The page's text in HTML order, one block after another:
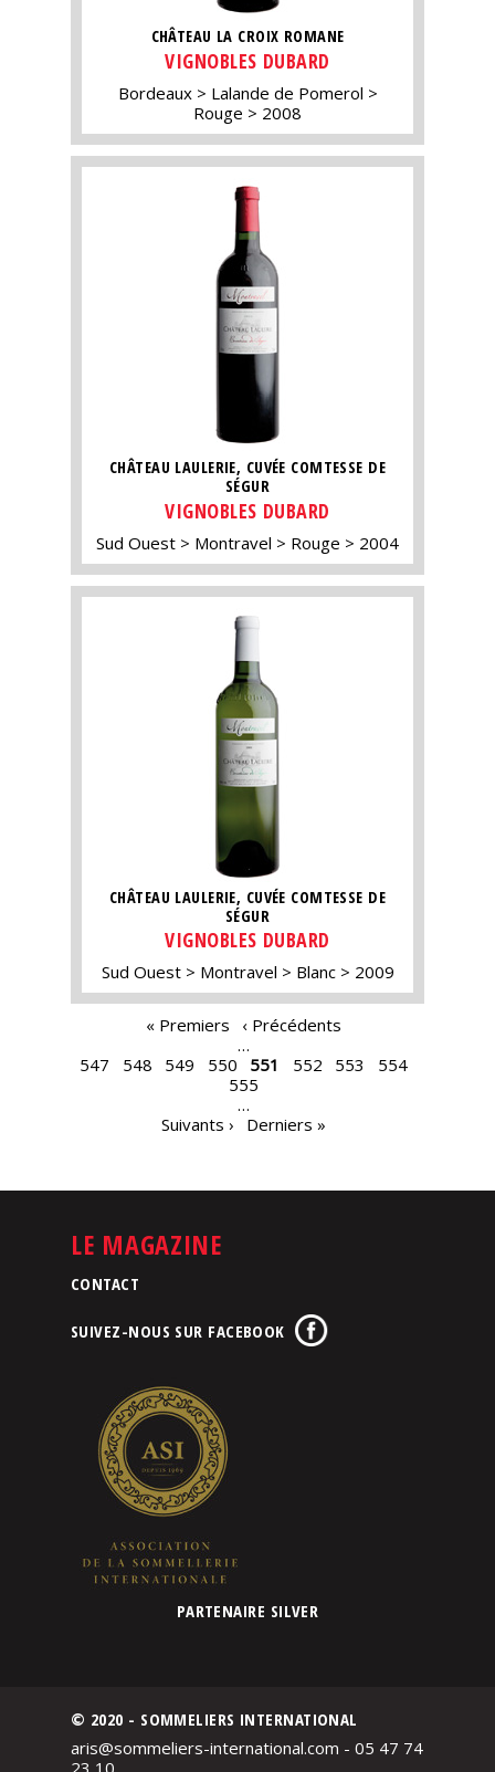
CHÂTEAU LA CROIX ROMANE
VIGNOBLES DUBARD
Bordeaux
Lalande de Pomerol
Rouge
2008
CHÂTEAU LAULERIE, CUVÉE COMTESSE DE
SÉGUR
VIGNOBLES DUBARD
Sud Ouest Montravel Rouge 2004
CHÂTEAU LAULERIE, CUVÉE COMTESSE DE
SÉGUR
VIGNOBLES DUBARD
Sud Ouest Montravel Blanc 2009
« Premiers
‹ Précédents
…
547
548 549 550 551 552 553
554
555
…
Suivants ›
Derniers »
LE MAGAZINE
CONTACT
SUIVEZ-NOUS SUR FACEBOOK
PARTENAIRE SILVER
© 2020 - SOMMELIERS INTERNATIONAL
aris@sommeliers-international.com - 05 47 74
23 10